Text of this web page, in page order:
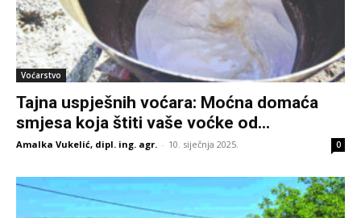
Voćarstvo
Tajna uspješnih voćara: Moćna domaća
smjesa koja štiti vaše voćke od...
Amalka Vukelić, dipl. ing. agr. - 10. siječnja 2025. 0